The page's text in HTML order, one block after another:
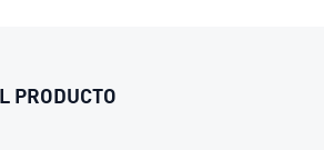
PRODUCTO